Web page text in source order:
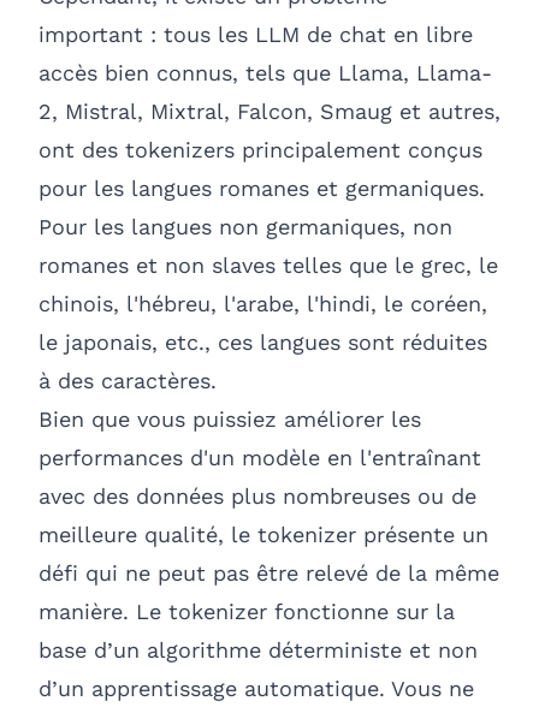
important : tous les LLM de chat en libre
accès bien connus, tels que Llama, Llama-
2, Mistral, Mixtral, Falcon, Smaug et autres,
ont des tokenizers principalement conçus
pour les langues romanes et germaniques.
Pour les langues non germaniques, non
romanes et non slaves telles que le grec, le
chinois, l'hébreu, l'arabe, l'hindi, le coréen,
le japonais, etc., ces langues sont réduites
à des caractères.
Bien que vous puissiez améliorer les
performances d'un modèle en l'entraînant
avec des données plus nombreuses ou de
meilleure qualité, le tokenizer présente un
défi qui ne peut pas être relevé de la même
manière. Le tokenizer fonctionne sur la
base d’un algorithme déterministe et non
d’un apprentissage automatique. Vous ne